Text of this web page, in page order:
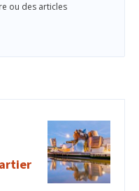
ou des articles